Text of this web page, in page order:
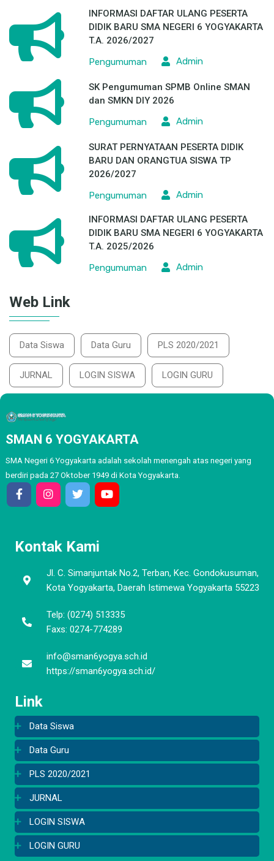
INFORMASI DAFTAR ULANG PESERTA
DIDIK BARU SMA NEGERI 6 YOGYAKARTA
T.A. 2026/2027
Pengumuman
Admin
SK Pengumuman SPMB Online SMAN
dan SMKN DIY 2026
Pengumuman
Admin
SURAT PERNYATAAN PESERTA DIDIK
BARU DAN ORANGTUA SISWA TP
2026/2027
Pengumuman
Admin
INFORMASI DAFTAR ULANG PESERTA
DIDIK BARU SMA NEGERI 6 YOGYAKARTA
T.A. 2025/2026
Pengumuman
Admin
Web Link
Data Siswa Data Guru PLS 2020/2021
JURNAL LOGIN SISWA LOGIN GURU
SMAN 6 YOGYAKARTA
SMA Negeri 6 Yogyakarta adalah sekolah menengah atas negeri yang
berdiri pada 27 Oktober 1949 di Kota Yogyakarta.
Kontak Kami
Jl. C. Simanjuntak No.2, Terban, Kec. Gondokusuman,
Kota Yogyakarta, Daerah Istimewa Yogyakarta 55223
Telp: (0274) 513335
Faxs: 0274-774289
info@sman6yogya.sch.id
https://sman6yogya.sch.id/
Link
Data Siswa
Data Guru
PLS 2020/2021
JURNAL
LOGIN SISWA
LOGIN GURU